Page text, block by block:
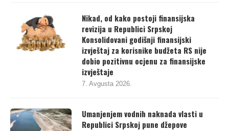
Nikad, od kako postoji finansijska
revizija u Republici Srpskoj
Konsolidovani godišnji finansijski
izvještaj za korisnike budžeta RS nije
dobio pozitivnu ocjenu za finansijske
izvještaje
7. Avgusta 2026.
Umanjenjem vodnih naknada vlasti u
Republici Srpskoj pune džepove